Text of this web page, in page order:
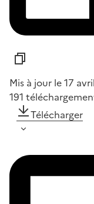
Mis à jour le 17
191
Télécharger